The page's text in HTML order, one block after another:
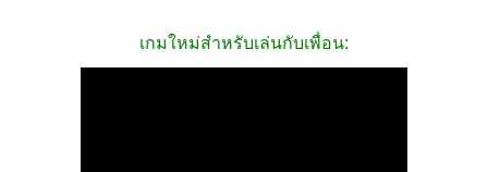
เกมใหม่สำหรับเล่นกับเพื่อน: